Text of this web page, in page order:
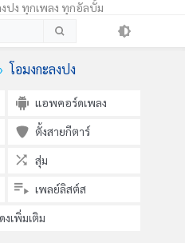
งปง ทุกเพลง ทุกอัลบั้ม
โอมงกะลงปง
แอพคอร์ดเพลง
ตั้งสายกีตาร์
สุ่ม
เพลย์ลิสต์ส
งเพิ่มเติม